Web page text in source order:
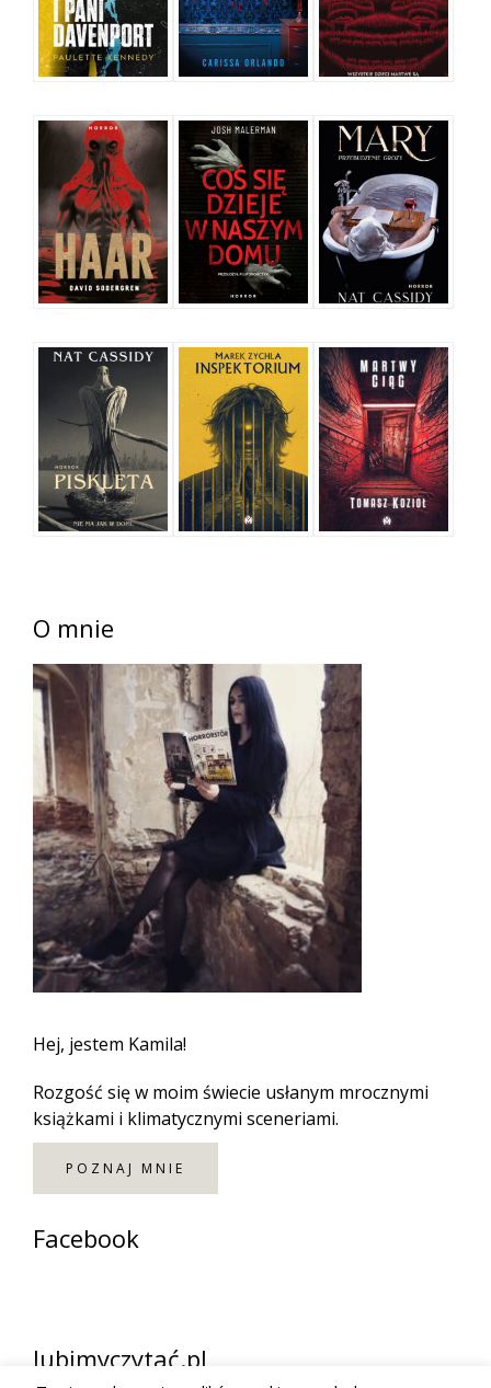
O mnie
Hej, jestem Kamila!
Rozgość się w moim świecie usłanym mrocznymi
książkami i klimatycznymi sceneriami.
POZNAJ MNIE
Facebook
lubimyczytać.pl